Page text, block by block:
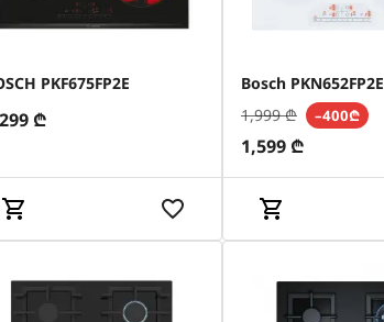
PKF675FP2E
₾
Bosch PKN652FP2E
1,999₾ –400₾
1,599 ₾